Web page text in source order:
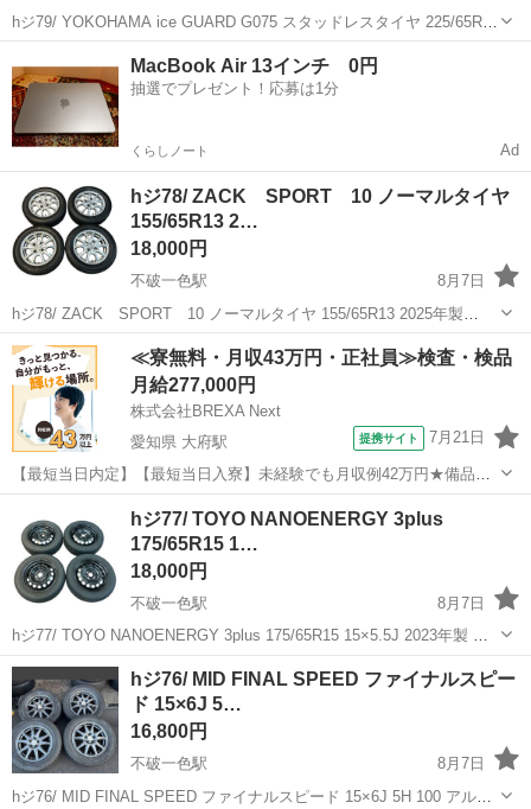
hジ79/ YOKOHAMA ice GUARD G075 スタッドレスタイヤ 225/65R17
2022年製 5×100 17×7.0J 中古品となります。 画像が全てとなりま
す。 水曜日以外、10時 ～ ...
タイヤ、ホイール
MacBook Air 13インチ 0円
抽選でプレゼント！応募は1分
くらしノート Ad
hジ78/ ZACK SPORT 10 ノーマルタイヤ
155/65R13 2…
18,000円
不破一色駅
8月7日
hジ78/ ZACK SPORT 10 ノーマルタイヤ 155/65R13 2025年製
13×4J ET42 軽トラ 中古品となります。 画像が全てとなります。 水曜
日以外、10時 ～ 19時頃まで対応でき...
岐阜 羽島市 不破一色駅 タイヤ、ホイール
ノーマルタイヤ
≪寮無料・月収43万円・正社員≫検査・検品
月給277,000円
株式会社BREXA Next
愛知県 大府駅
提携サイト 7月21日
【最短当日内定】【最短当日入寮】未経験でも月収例42万円★備品付
き寮完備＆赴任旅費会社負担◎昇給・業績賞与あり！組立や塗装など
自動車製造の各種作業！《愛知県大府市》 人気の工場のお仕事 ◇自動
車製造に携わる各種作業◇ 【...
hジ77/ TOYO NANOENERGY 3plus
175/65R15 1…
18,000円
不破一色駅
8月7日
hジ77/ TOYO NANOENERGY 3plus 175/65R15 15×5.5J 2023年製 鉄
チンアクア ノーマルタイヤ 車 中古品となります。 画像が全てとなり
ます。 水曜日以外、10時 ～ ...
岐阜 羽島市
hジ76/ MID FINAL SPEED ファイナルスピー
ド 15×6J 5…
16,800円
不破一色駅
8月7日
hジ76/ MID FINAL SPEED ファイナルスピード 15×6J 5H 100 アルミ